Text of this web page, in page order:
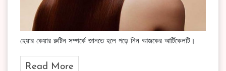
হেয়ার কেয়ার রুটিন সম্পর্কে জানতে হলে পড়ে নিন আজকের আর্টিকেলটি।
Read More